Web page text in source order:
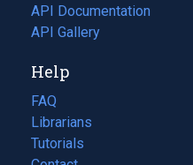
API Documentation
(opens
in
new
tab)
API Gallery
Help
FAQ
Librarians
Tutorials